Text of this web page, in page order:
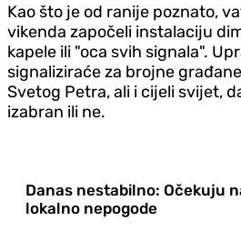
Kao što je od ranije poznato,
vikenda započeli instalaciju
kapele ili "oca svih signala".
signaliziraće za brojne
Svetog Petra, ali i cijeli svijet,
izabran ili ne.
Danas nestabilno: Očekuju nas jači pljuskovi,
lokalno nepogode